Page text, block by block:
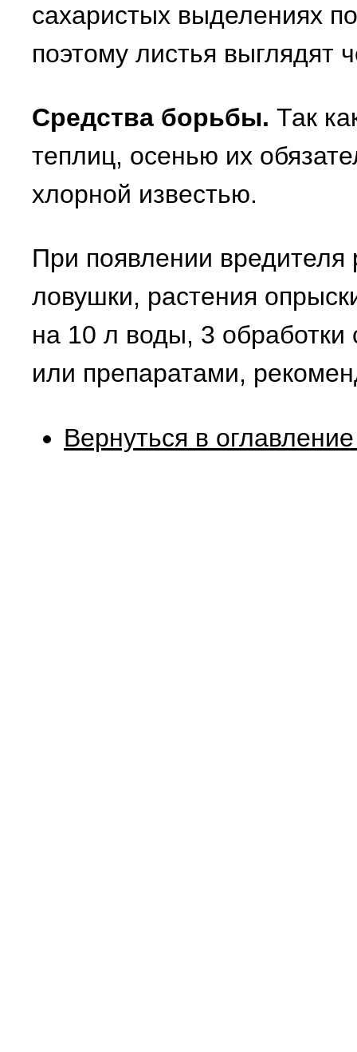
сахаристых выделениях
поэтому листья выглядят
Средства борьбы. Так
теплиц, осенью их
хлорной известью.
При появлении
ловушки, растения
на 10 л воды, 3
или препаратами,
Вернуться в